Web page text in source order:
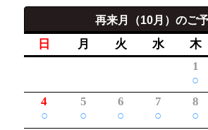
再来月（10月）のご
日 月 火 水 木
1
○
4
○
5
○
6
○
7
○
8
○